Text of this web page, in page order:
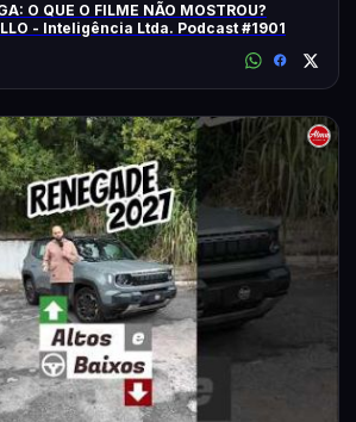
O QUE O FILME NÃO MOSTROU?
- Inteligência Ltda. Podcast #1901